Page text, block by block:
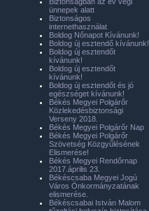
ünnepek alatt
Biztonságos
internethasználat
Boldog Nőnapot Kívánunk!
Boldog új esztendő kívánunk!
Boldog új esztendőt
kívánunk!
Boldog új esztendőt
kívánunk!
Boldog új esztendőt és jó
egészséget kívánunk!
Békés Megyei Polgárőr
Közlekedésbiztonsági
Verseny 2018.
Békés Megyei Polgárőr Nap
Békés Megyei Polgárőr
Szövetség Közgyűlésének
Elismerése!
Békés Megyei Rendőrnap
2017.április 23.
Békéscsaba Megyei Jogú
Város Önkormányzatának
elismerése.
Békéscsabai István Malom